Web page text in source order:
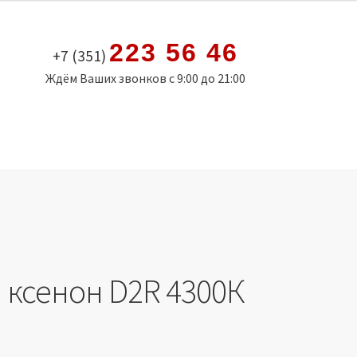
+7 (351) 223 56 46
Ждём Ваших звонков с 9:00 до 21:00
D2R 4300К